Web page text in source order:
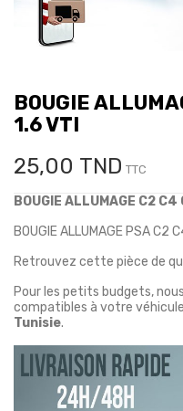
BOUGIE
1.6 VTI
25,00 TND TTC
BOUGIE ALLUMAGE C2 C4
BOUGIE ALLUMAGE PSA C2
Retrouvez cette pièce de
Pour les petits budgets,
compatibles à votre véhicule
Tunisie.